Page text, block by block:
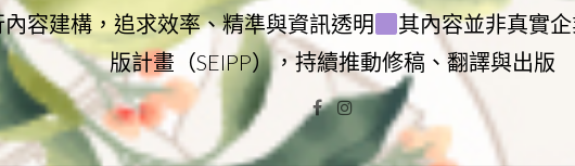
容建構，追求效率、精準與資訊透明 其內容並非真實
版計畫（SEIPP），持續推動修稿、翻譯與出版
Facebook
Instagram